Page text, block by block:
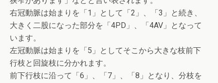
右冠動脈は始まりを「1」として「2」、「3」と続き、
大きく二股になった部分を「4PD」、「4AV」となって
います。
左冠動脈は始まりを「5」としてそこから大きな枝前下
行枝と回旋枝に分かれます。
前下行枝に沿って「6」、「7」、「8」となり、分枝を